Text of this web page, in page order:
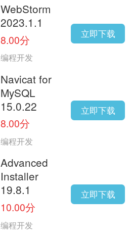
WebStorm
2023.1.1
8.00分
编程开发
立即下载
Navicat for
MySQL
15.0.22
8.00分
编程开发
立即下载
Advanced
Installer
19.8.1
10.00分
编程开发
立即下载